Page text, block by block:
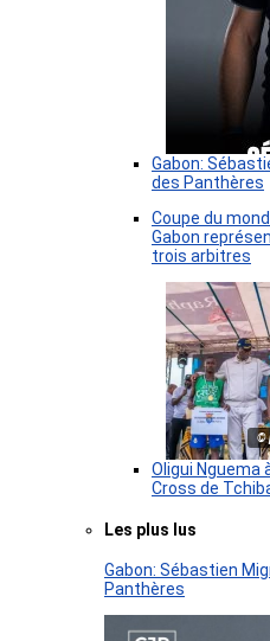
Gabon:
des Panthères
Coupe du
Gabon
trois arbitres
©
Oligui Nguema
Cross de
Les plus lus
Gabon: Sébastien
Panthères